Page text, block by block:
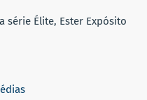
série Élite, Ester Expósito